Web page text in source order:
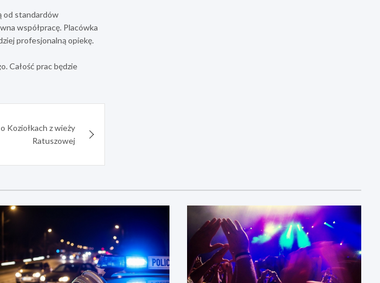
od standardów
współpracę. Placówka
profesjonalną opiekę.
Całość prac będzie
Koziołkach z wieży
Ratuszowej